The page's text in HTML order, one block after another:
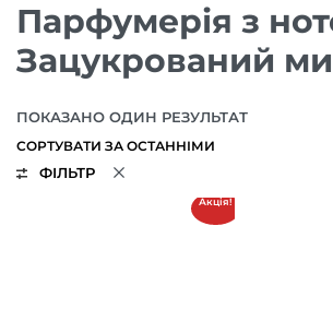
Парфумерія з
Зацукрований
ПОКАЗАНО ОДИН РЕЗУЛЬТАТ
ФІЛЬТР
Акція!